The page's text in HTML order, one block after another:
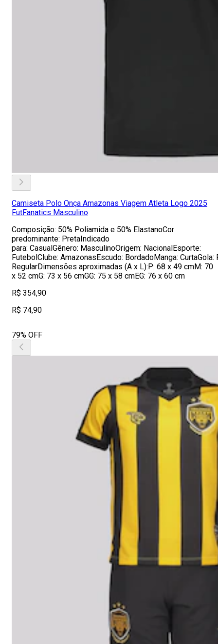
Camiseta Polo Onça Amazonas Viagem Atleta Logo 2025
FutFanatics Masculino
Composição: 50% Poliamida e 50% ElastanoCor
predominante: PretaIndicado
para: CasualGênero: MasculinoOrigem: NacionalEsporte:
FutebolClube: AmazonasEscudo: BordadoManga:
RegularDimensões aproximadas (A x L):P: 68 x 49 cmM: 70
x 52 cmG: 73 x 56 cmGG: 75 x 58 cmEG: 76 x 60 cm
R$ 354,90
R$ 74,90
79% OFF